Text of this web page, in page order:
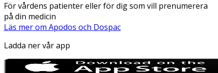
För vårdens patienter eller för dig som vill prenumerera
på din medicin
Läs mer om Apodos och Dospac
Ladda ner vår app